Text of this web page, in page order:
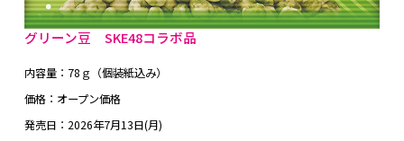
グリーン豆 SKE48コラボ品
内容量：78ｇ（個装紙込み）
価格：オープン価格
発売日：2026年7月13日(月)